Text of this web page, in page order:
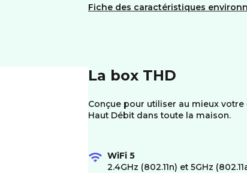
Fiche des caractéristiques
La box THD
Conçue pour utiliser au mieux
Haut Débit dans toute la maison.
WiFi 5
2.4GHz (802.11n) et 5GHz